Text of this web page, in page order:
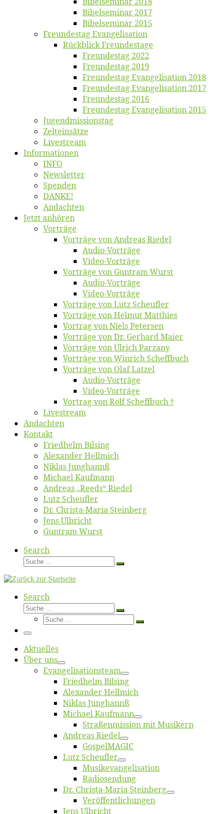
Bibelsemi­nar 2017
Bibelsemi­nar 2015
Freun­des­tag Evangelisation
Rück­blick Freundestage
Freun­des­tag 2022
Freun­des­tag 2019
Freun­des­tag Evan­ge­li­sa­ti­on 2018
Freun­des­tag Evan­ge­li­sa­ti­on 2017
Freun­des­tag 2016
Freun­des­tag Evan­ge­li­sa­ti­on 2015
Jugend­mis­sions­tag
Zelt­ein­sät­ze
Live­stream
Informatio­nen
INFO
News­let­ter
Spen­den
DANKE!
An­dach­ten
Jetzt an­hö­ren
Vor­trä­ge
Vor­trä­ge von An­dre­as Riedel
Au­dio-Vor­trä­ge
Vi­deo-Vor­trä­ge
Vor­trä­ge von Gun­tram Wurst
Au­dio-Vor­trä­ge
Vi­deo-Vor­trä­ge
Vor­trä­ge von Lutz Scheufler
Vor­trä­ge von Hel­mut Matthies
Vor­trag von Niels Petersen
Vor­trä­ge von Dr. Ger­hard Maier
Vor­trä­ge von Ul­rich Parzany
Vor­trä­ge von Win­rich Scheffbuch
Vor­trä­ge von Olaf Latzel
Au­dio-Vor­trä­ge
Vi­deo-Vor­trä­ge
Vor­trag von Rolf Scheffbuch †
Live­stream
An­dach­ten
Kon­takt
Fried­helm Bilsing
Alex­an­der Hellmich
Ni­klas Junghannß
Mi­cha­el Kaufmann
An­dre­as „Reeds“ Riedel
Lutz Scheuf­ler
Dr. Chris­­ta-Ma­ria Steinberg
Jens Ulb­richt
Gun­tram Wurst
Search
Suche
Suche
Search
Suche
Suche
Suche
Suche
Menü
Ak­tu­el­les
Über uns
Evangelisa­tions­team
Fried­helm Bilsing
Alex­an­der Hellmich
Ni­klas Junghannß
Mi­cha­el Kaufmann
Straßenmis­sion mit Musikern
An­dre­as Riedel
Gos­pel­MA­GIC
Lutz Scheuf­ler
Musikevan­ge­li­sa­tion
Ra­dio­sen­dung
Dr. Chris­­ta-Ma­ria Steinberg
Ver­öf­fent­li­chun­gen
Jens Ulb­richt